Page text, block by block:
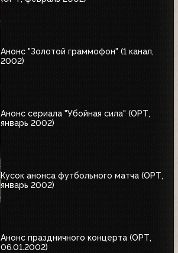
Анонс "Золотой граммофон" (1 канал,
2002)
Анонс сериала "Убойная сила" (ОРТ,
январь 2002)
Кусок анонса футбольного матча (ОРТ,
январь 2002)
Анонс праздничного концерта (ОРТ,
06.01.2002)